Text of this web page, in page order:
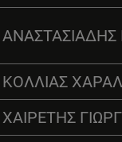
ΑΝΑΣΤΑΣΙΑΔΗΣ
ΚΟΛΛΙΑΣ
ΧΑΙΡΕΤΗΣ